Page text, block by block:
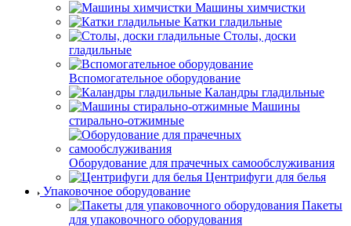
Транспортеры для грязной посуды
Прачечное оборудование
Машины стиральные
Машины сушильные
Машины химчистки
Катки гладильные
гладильные
Вспомогательное оборудование
Каландры гладильные
стирально-отжимные